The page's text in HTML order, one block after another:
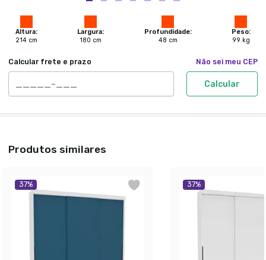
Altura:
214cm
Largura:
180 cm
Profundidade:
48 cm
Peso:
99 kg
Calcular frete e prazo Não sei meu CEP
Calcular
Produtos similares
37% 37%